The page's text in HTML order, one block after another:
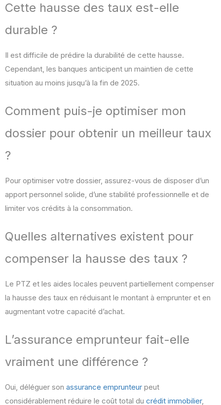
Cette hausse des taux est-elle
durable ?
Il est difficile de prédire la durabilité de cette hausse.
Cependant, les banques anticipent un maintien de cette
situation au moins jusqu’à la fin de 2025.
Comment puis-je optimiser mon
dossier pour obtenir un meilleur taux
?
Pour optimiser votre dossier, assurez-vous de disposer d’un
apport personnel solide, d’une stabilité professionnelle et de
limiter vos crédits à la consommation.
Quelles alternatives existent pour
compenser la hausse des taux ?
Le PTZ et les aides locales peuvent partiellement compenser
la hausse des taux en réduisant le montant à emprunter et en
augmentant votre capacité d’achat.
L’assurance emprunteur fait-elle
vraiment une différence ?
Oui, déléguer son assurance emprunteur peut
considérablement réduire le coût total du crédit immobilier,